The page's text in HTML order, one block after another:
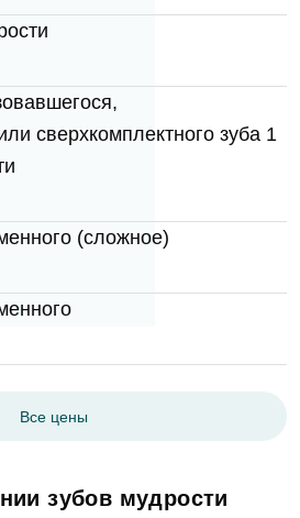
сверхкомплектного зуба 1
(сложное)
Все цены
зубов мудрости